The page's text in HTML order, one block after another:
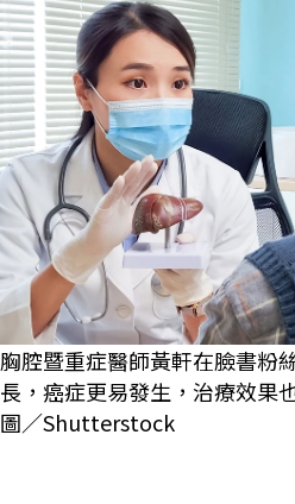
胸腔暨重症醫師黃軒在臉書粉
長，癌症更易發生，治療效果
圖／Shutterstock